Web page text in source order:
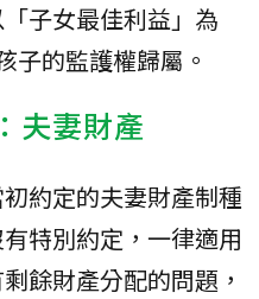
子女最佳利益」為
子的監護權歸屬。
夫妻財產
約定的夫妻財產制種
特別約定，一律適用
餘財產分配的問題，